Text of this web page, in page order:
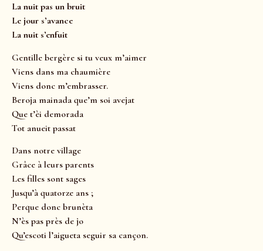
La nuit pas un bruit
Le jour s’avance
La nuit s’enfuit
Gentille bergère si tu veux m’aimer
Viens dans ma chaumière
Viens donc m’embrasser.
Beroja mainada que’m soi avejat
Que t’èi demorada
Tot anueit passat
Dans notre village
Grâce à leurs parents
Les filles sont sages
Jusqu’à quatorze ans ;
Perque donc brunèta
N’ès pas près de jo
Qu’escoti l’aigueta seguir sa cançon.